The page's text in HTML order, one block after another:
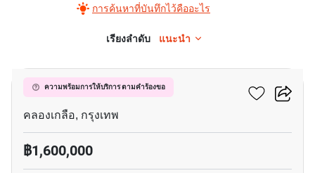
การค้นหาที่บันทึกไว้คืออะไร
เรียงลำดับ แนะนำ
ความพร้อมการให้บริการ ตามคำร้องขอ
แอทโมซ แจ้งวัฒนะ
คลองเกลือ, กรุงเทพ
฿1,600,000